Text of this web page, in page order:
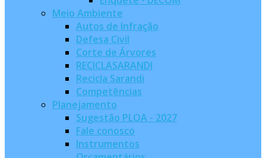
Meio Ambiente
Autos de Infração
Defesa Civil
Corte de Árvores
RECICLASARANDI
Recicla Sarandi
Competências
Planejamento
Sugestão PLOA - 2027
Fale conosco
Instrumentos